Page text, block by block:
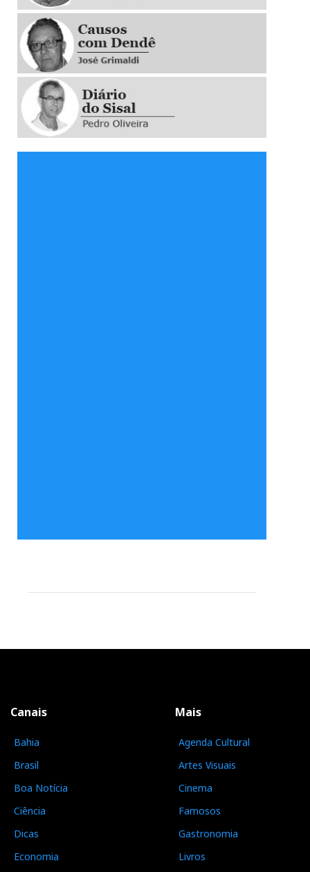
Canais
Bahia
Brasil
Boa Notícia
Ciência
Dicas
Economia
Mais
Agenda Cultural
Artes Visuais
Cinema
Famosos
Gastronomia
Livros